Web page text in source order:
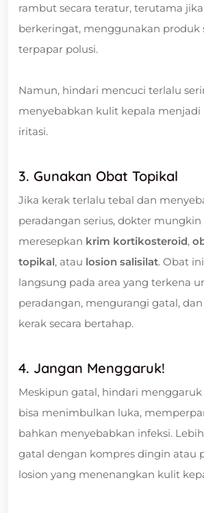
rambut secara teratur, terutama
berkeringat, menggunakan produk
terpapar polusi.
Namun, hindari mencuci terlalu
menyebabkan kulit kepala menjadi
iritasi.
3. Gunakan Obat Topikal
Jika kerak terlalu tebal dan
peradangan serius, dokter mungkin
meresepkan krim kortikosteroid,
topikal, atau losion salisilat. Obat
langsung pada area yang terkena
peradangan, mengurangi gatal,
kerak secara bertahap.
4. Jangan Menggaruk!
Meskipun gatal, hindari menggaruk
bisa menimbulkan luka,
bahkan menyebabkan infeksi.
gatal dengan kompres dingin atau
losion yang menenangkan kulit